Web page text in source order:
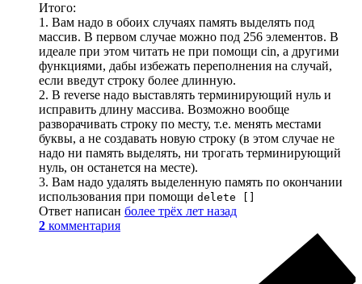
Итого:
1. Вам надо в обоих случаях память выделять под
массив. В первом случае можно под 256 элементов. В
идеале при этом читать не при помощи cin, а другими
функциями, дабы избежать переполнения на случай,
если введут строку более длинную.
2. В reverse надо выставлять терминирующий нуль и
исправить длину массива. Возможно вообще
разворачивать строку по месту, т.е. менять местами
буквы, а не создавать новую строку (в этом случае не
надо ни память выделять, ни трогать терминирующий
нуль, он останется на месте).
3. Вам надо удалять выделенную память по окончании
использования при помощи delete []
Ответ написан более трёх лет назад
2 комментария